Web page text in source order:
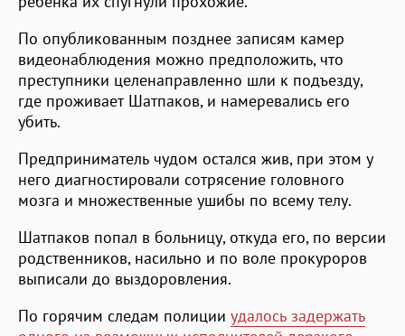
По опубликованным позднее записям камер
видеонаблюдения можно предположить, что
преступники целенаправленно шли к подъезду,
где проживает Шатпаков, и намеревались его
убить.
Предприниматель чудом остался жив, при этом у
него диагностировали сотрясение головного
мозга и множественные ушибы по всему телу.
Шатпаков попал в больницу, откуда его, по версии
родственников, насильно и по воле прокуроров
выписали до выздоровления.
По горячим следам полиции удалось задержать